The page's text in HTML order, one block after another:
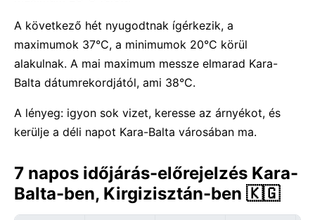
A következő hét nyugodtnak ígérkezik, a
maximumok 37°C, a minimumok 20°C körül
alakulnak. A mai maximum messze elmarad Kara-
Balta dátumrekordjától, ami 38°C.
A lényeg: igyon sok vizet, keresse az árnyékot, és
kerülje a déli napot Kara-Balta városában ma.
7 napos időjárás-előrejelzés Kara-
Balta-ben, Kirgizisztán-ben 🇰🇬